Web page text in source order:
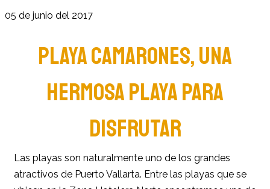
05 de junio del 2017
PLAYA CAMARONES, UNA
HERMOSA PLAYA PARA
DISFRUTAR
Las playas son naturalmente uno de los grandes
atractivos de Puerto Vallarta. Entre las playas que se